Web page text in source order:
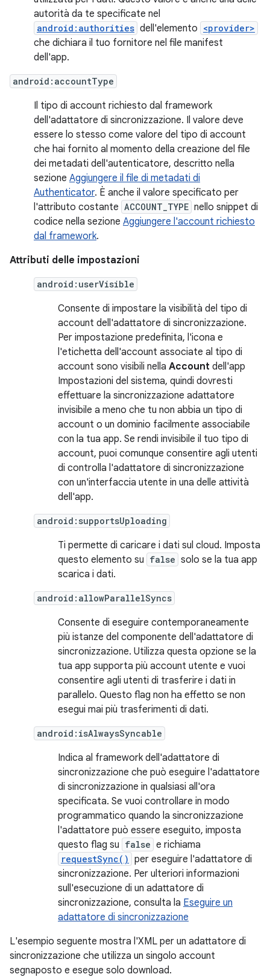
autorità da te specificate nel
android:authorities dell'elemento <provider>
che dichiara il tuo fornitore nel file manifest
dell'app.
android:accountType
Il tipo di account richiesto dal framework
dell'adattatore di sincronizzazione. Il valore deve
essere lo stesso come valore del tipo di account
che hai fornito al momento della creazione del file
dei metadati dell'autenticatore, descritto nella
sezione Aggiungere il file di metadati di
Authenticator. È anche il valore specificato per
l'attributo costante ACCOUNT_TYPE nello snippet di
codice nella sezione Aggiungere l'account richiesto
dal framework.
Attributi delle impostazioni
android:userVisible
Consente di impostare la visibilità del tipo di
account dell'adattatore di sincronizzazione.
Per impostazione predefinita, l'icona e
l'etichetta dell'account associate al tipo di
account sono visibili nella Account dell'app
Impostazioni del sistema, quindi dovresti
effettuare la sincronizzazione adattatore
invisibile a meno che tu non abbia un tipo di
account o un dominio facilmente associabile
con la tua app. Se rendi invisibile il tuo tipo di
account, puoi comunque consentire agli utenti
di controlla l'adattatore di sincronizzazione
con un'interfaccia utente in una delle attività
dell'app.
android:supportsUploading
Ti permette di caricare i dati sul cloud. Imposta
questo elemento su false solo se la tua app
scarica i dati.
android:allowParallelSyncs
Consente di eseguire contemporaneamente
più istanze del componente dell'adattatore di
sincronizzazione. Utilizza questa opzione se la
tua app supporta più account utente e vuoi
consentire agli utenti di trasferire i dati in
parallelo. Questo flag non ha effetto se non
esegui mai più trasferimenti di dati.
android:isAlwaysSyncable
Indica al framework dell'adattatore di
sincronizzazione che può eseguire l'adattatore
di sincronizzazione in qualsiasi all'ora
specificata. Se vuoi controllare in modo
programmatico quando la sincronizzazione
l'adattatore può essere eseguito, imposta
questo flag su false e richiama
requestSync() per eseguire l'adattatore di
sincronizzazione. Per ulteriori informazioni
sull'esecuzione di un adattatore di
sincronizzazione, consulta la Eseguire un
adattatore di sincronizzazione
L'esempio seguente mostra l'XML per un adattatore di
sincronizzazione che utilizza un singolo account
segnaposto e esegue solo download.